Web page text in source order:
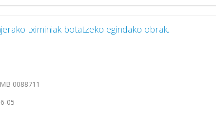
tximiniak botatzeko egindako obrak.
0088711
05